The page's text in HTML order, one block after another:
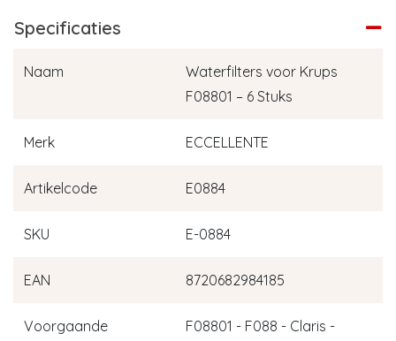
Specificaties
Naam
Waterfilters voor Krups
F08801 – 6 Stuks
Merk ECCELLENTE
Artikelcode E0884
SKU E-0884
EAN 8720682984185
Voorgaande
F08801 - F088 - Claris -